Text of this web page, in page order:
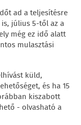
ad a teljesítésre
július 5-től az a
még ez idő alatt
mulasztási
küld,
és ha 15
kiszabott
- olvasható a